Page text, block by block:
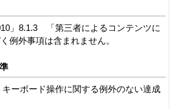
」8.1.3 「第三者によるコンテンツに
例外事項は含まれません。
キーボード操作に関する例外のない達成